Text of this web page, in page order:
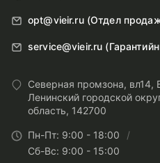
opt@vieir.ru (Отдел
service@vieir.ru
Северная промзона, вл14,
Ленинский городской
область, 142700
Пн-Пт: 9:00 - 18:00
Сб-Вс: 9:00 - 15:00